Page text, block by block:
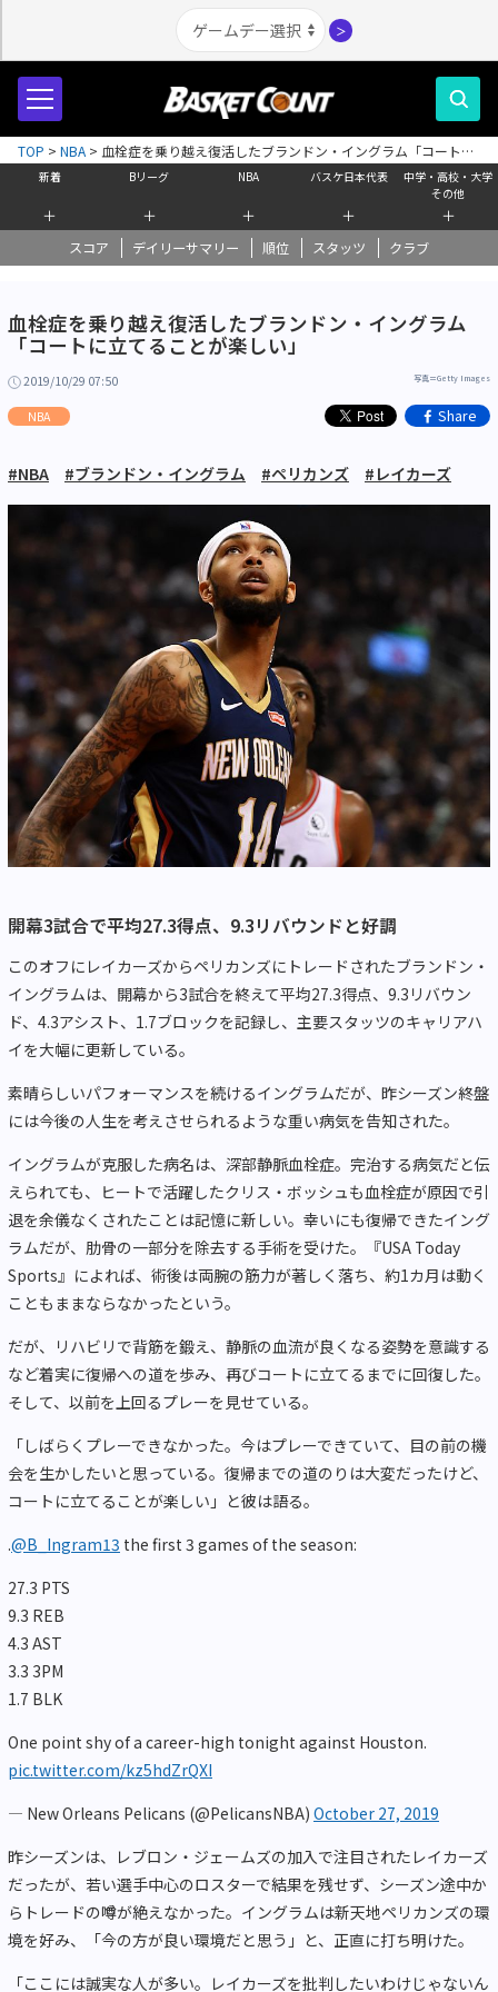
＞
新着
＋
Bリーグ
＋
NBA
＋
バスケ日本代表
＋
中学・高校・大学
その他
＋
スコア デイリーサマリー 順位 スタッツ クラブ
TOP > NBA > 血栓症を乗り越え復活したブランドン・イングラム「コートに
立てることが楽しい」
血栓症を乗り越え復活したブランドン・イングラム
「コートに立てることが楽しい」
2019/10/29 07:50 写真＝Getty Images
NBA Share
#NBA #ブランドン・イングラム #ペリカンズ #レイカーズ
開幕3試合で平均27.3得点、9.3リバウンドと好調
このオフにレイカーズからペリカンズにトレードされたブランドン・
イングラムは、開幕から3試合を終えて平均27.3得点、9.3リバウン
ド、4.3アシスト、1.7ブロックを記録し、主要スタッツのキャリアハ
イを大幅に更新している。
素晴らしいパフォーマンスを続けるイングラムだが、昨シーズン終盤
には今後の人生を考えさせられるような重い病気を告知された。
イングラムが克服した病名は、深部静脈血栓症。完治する病気だと伝
えられても、ヒートで活躍したクリス・ボッシュも血栓症が原因で引
退を余儀なくされたことは記憶に新しい。幸いにも復帰できたイング
ラムだが、肋骨の一部分を除去する手術を受けた。『USA Today
Sports』によれば、術後は両腕の筋力が著しく落ち、約1カ月は動く
こともままならなかったという。
だが、リハビリで背筋を鍛え、静脈の血流が良くなる姿勢を意識する
など着実に復帰への道を歩み、再びコートに立てるまでに回復した。
そして、以前を上回るプレーを見せている。
「しばらくプレーできなかった。今はプレーできていて、目の前の機
会を生かしたいと思っている。復帰までの道のりは大変だったけど、
コートに立てることが楽しい」と彼は語る。
.@B_Ingram13 the first 3 games of the season:
27.3 PTS
9.3 REB
4.3 AST
3.3 3PM
1.7 BLK
One point shy of a career-high tonight against Houston.
pic.twitter.com/kz5hdZrQXI
— New Orleans Pelicans (@PelicansNBA) October 27, 2019
昨シーズンは、レブロン・ジェームズの加入で注目されたレイカーズ
だったが、若い選手中心のロスターで結果を残せず、シーズン途中か
らトレードの噂が絶えなかった。イングラムは新天地ペリカンズの環
境を好み、「今の方が良い環境だと思う」と、正直に打ち明けた。
「ここには誠実な人が多い。レイカーズを批判したいわけじゃないん